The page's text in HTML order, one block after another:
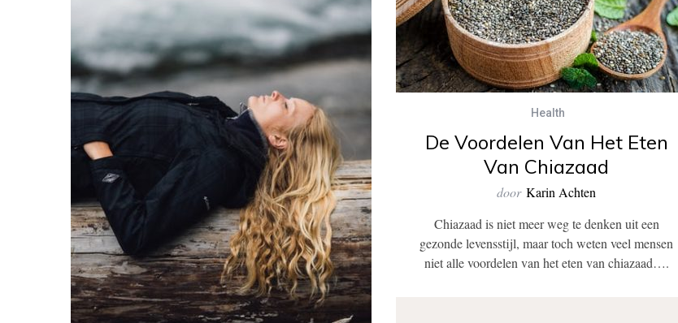
Health
De Voordelen Van Het Eten
Van Chiazaad
door Karin Achten
Chiazaad is niet meer weg te denken uit een
gezonde levensstijl, maar toch weten veel mensen
niet alle voordelen van het eten van chiazaad….